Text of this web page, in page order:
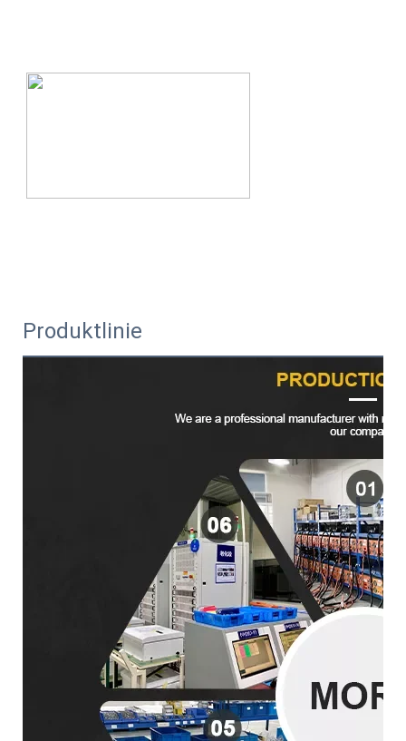
Produktlinie